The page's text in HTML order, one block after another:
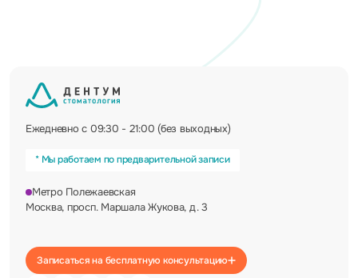
Ежедневно с 09:30 - 21:00 (без выходных)
* Мы работаем по предварительной записи
Записаться на бесплатную консультацию
Метро Полежаевская
Москва, просп. Маршала Жукова, д. 3